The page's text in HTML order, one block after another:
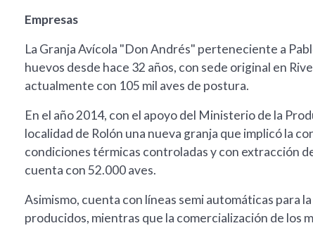
Empresas
La Granja Avícola "Don Andrés" perteneciente a
huevos desde hace 32 años, con sede original en
actualmente con 105 mil aves de postura.
En el año 2014, con el apoyo del Ministerio de la
localidad de Rolón una nueva granja que implicó la
condiciones térmicas controladas y con extracción
cuenta con 52.000 aves.
Asimismo, cuenta con líneas semi automáticas para
producidos, mientras que la comercialización de los